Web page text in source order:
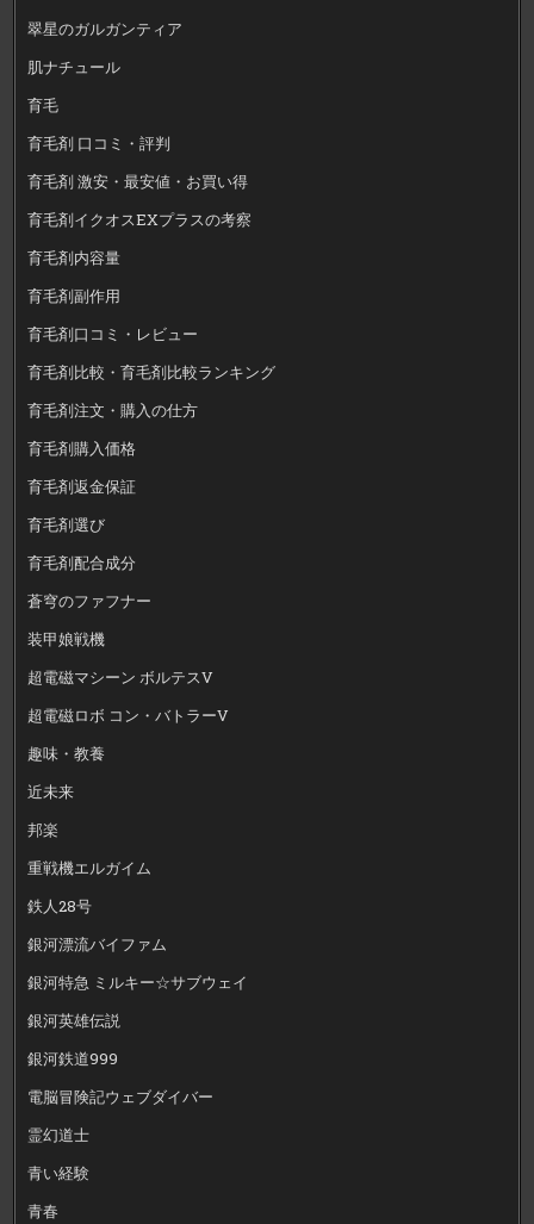
翠星のガルガンティア
肌ナチュール
育毛
育毛剤 口コミ・評判
育毛剤 激安・最安値・お買い得
育毛剤イクオスEXプラスの考察
育毛剤内容量
育毛剤副作用
育毛剤口コミ・レビュー
育毛剤比較・育毛剤比較ランキング
育毛剤注文・購入の仕方
育毛剤購入価格
育毛剤返金保証
育毛剤選び
育毛剤配合成分
蒼穹のファフナー
装甲娘戦機
超電磁マシーン ボルテスV
超電磁ロボ コン・バトラーV
趣味・教養
近未来
邦楽
重戦機エルガイム
鉄人28号
銀河漂流バイファム
銀河特急 ミルキー☆サブウェイ
銀河英雄伝説
銀河鉄道999
電脳冒険記ウェブダイバー
霊幻道士
青い経験
青春